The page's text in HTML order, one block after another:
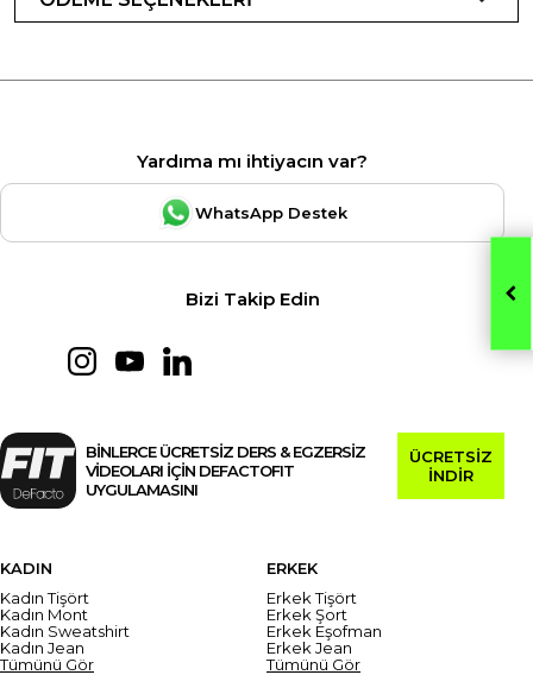
Yardıma mı ihtiyacın var?
WhatsApp Destek
Bizi Takip Edin
BİNLERCE ÜCRETSİZ DERS & EGZERSİZ
VİDEOLARI İÇİN DEFACTOFIT
UYGULAMASINI
ÜCRETSİZ
İNDİR
KADIN
Kadın Tişört
Kadın Mont
Kadın Sweatshirt
Kadın Jean
Tümünü Gör
ERKEK
Erkek Tişört
Erkek Şort
Erkek Eşofman
Erkek Jean
Tümünü Gör